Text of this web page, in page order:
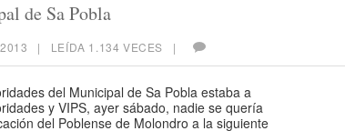
de Sa Pobla
| LEÍDA 1.134 VECES |
del Municipal de Sa Pobla estaba a
y VIPS, ayer sábado, nadie se quería
del Poblense de Molondro a la siguiente